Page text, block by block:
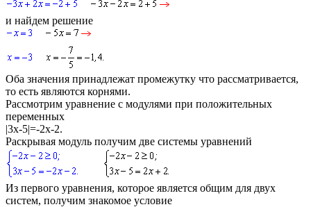
и найдем решение
Оба значения принадлежат промежутку что рассматривается,
то есть являются корнями.
Рассмотрим уравнение с модулями при положительных
переменных
|3x-5|=-2x-2.
Раскрывая модуль получим две системы уравнений
Из первого уравнения, которое является общим для двух
сиcтем, получим знакомое условие